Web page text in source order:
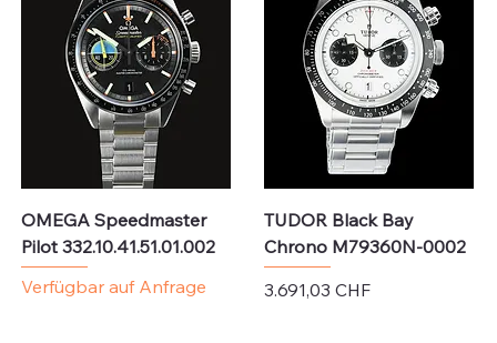
OMEGA Speedmaster
Pilot 332.10.41.51.01.002
Verfügbar auf Anfrage
TUDOR Black Bay
Chrono M79360N-0002
Preis
3.691,03 CHF